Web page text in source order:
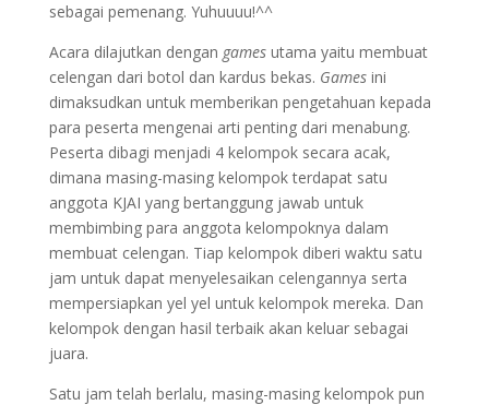
sebagai pemenang. Yuhuuuu!^^
Acara dilajutkan dengan gamesutama yaitu membuat
celengan dari botol dan kardus bekas. Gamesini
dimaksudkan untuk memberikan pengetahuan kepada
para peserta mengenai arti penting dari menabung.
Peserta dibagi menjadi 4 kelompok secara acak,
dimana masing-masing kelompok terdapat satu
anggota KJAI yang bertanggung jawab untuk
membimbing para anggota kelompoknya dalam
membuat celengan. Tiap kelompok diberi waktu satu
jam untuk dapat menyelesaikan celengannya serta
mempersiapkan yel yel untuk kelompok mereka. Dan
kelompok dengan hasil terbaik akan keluar sebagai
juara.
Satu jam telah berlalu, masing-masing kelompok pun